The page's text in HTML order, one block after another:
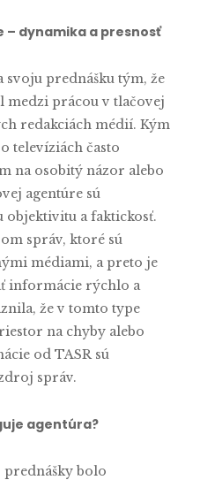
– dynamika a presnosť
prednášku tým, že
medzi prácou v tlačovej
redakciách médií. Kým
televíziách často
na osobitý názor alebo
agentúre sú
objektivitu a faktickosť.
správ, ktoré sú
médiami, a preto je
informácie rýchlo a
že v tomto type
na chyby alebo
od TASR sú
správ.
agentúra?
bolo